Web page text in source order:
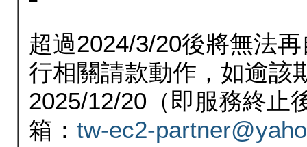
超過2024/3/20後將無法
行相關請款動作，如逾該
2025/12/20（即服務終止
箱： tw-ec2-